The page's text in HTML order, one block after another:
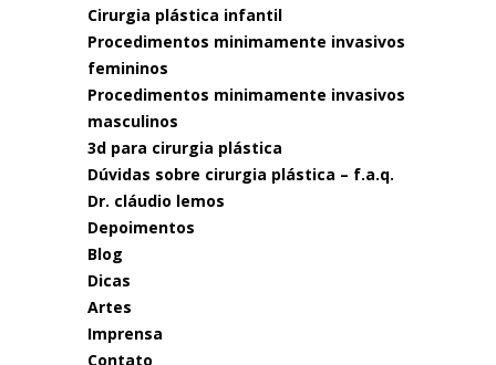
cirurgia plástica infantil
procedimentos minimamente invasivos
femininos
procedimentos minimamente invasivos
masculinos
3d para cirurgia plástica
dúvidas sobre cirurgia plástica – f.a.q.
dr. cláudio lemos
depoimentos
blog
dicas
artes
imprensa
contato